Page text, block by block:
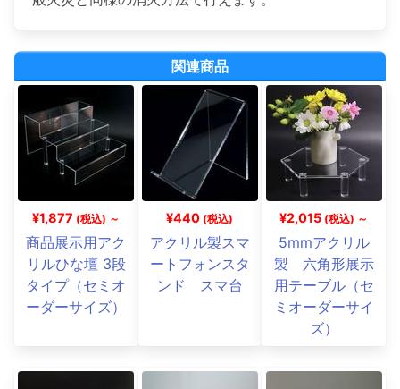
関連商品
¥1,877 (税込) ～
商品展示用アク
リルひな壇 3段
タイプ（セミオ
ーダーサイズ）
¥440 (税込)
アクリル製スマ
ートフォンスタ
ンド スマ台
¥2,015 (税込) ～
5mmアクリル
製 六角形展示
用テーブル（セ
ミオーダーサイ
ズ）